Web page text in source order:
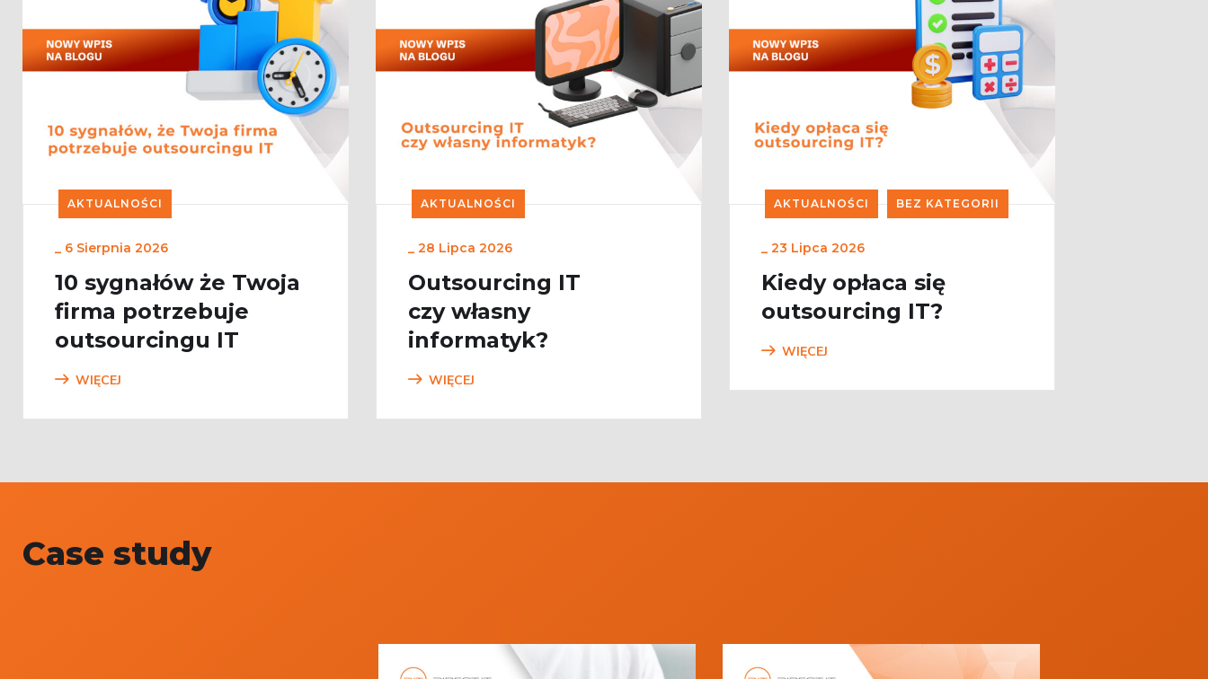
AKTUALNOŚCI
_ 6 Sierpnia 2026
10 sygnałów że Twoja
firma potrzebuje
outsourcingu IT
WIĘCEJ
AKTUALNOŚCI
_ 28 Lipca 2026
Outsourcing IT
czy własny
informatyk?
WIĘCEJ
AKTUALNOŚCI BEZ KATEGORII
_ 23 Lipca 2026
Kiedy opłaca się
outsourcing IT?
WIĘCEJ
Case study